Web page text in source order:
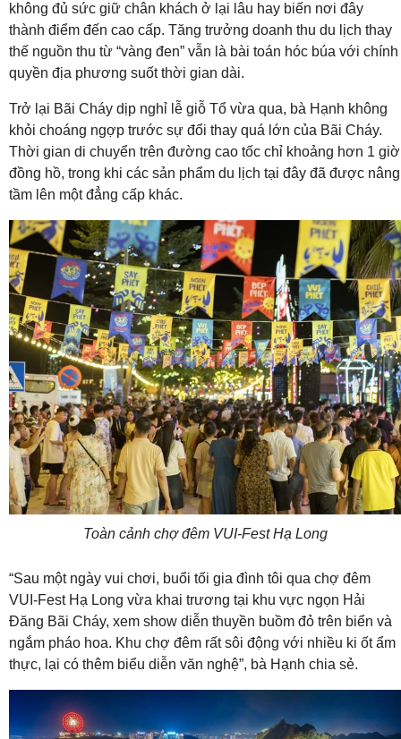
không đủ sức giữ chân khách ở lại lâu hay biến nơi đây
thành điểm đến cao cấp. Tăng trưởng doanh thu du lịch thay
thế nguồn thu từ “vàng đen” vẫn là bài toán hóc búa với chính
quyền địa phương suốt thời gian dài.
Trở lại Bãi Cháy dịp nghỉ lễ giỗ Tổ vừa qua, bà Hạnh không
khỏi choáng ngợp trước sự đổi thay quá lớn của Bãi Cháy.
Thời gian di chuyển trên đường cao tốc chỉ khoảng hơn 1 giờ
đồng hồ, trong khi các sản phẩm du lịch tại đây đã được nâng
tầm lên một đẳng cấp khác.
Toàn cảnh chợ đêm VUI-Fest Hạ Long
“Sau một ngày vui chơi, buổi tối gia đình tôi qua chợ đêm
VUI-Fest Hạ Long vừa khai trương tại khu vực ngọn Hải
Đăng Bãi Cháy, xem show diễn thuyền buồm đỏ trên biển và
ngắm pháo hoa. Khu chợ đêm rất sôi động với nhiều ki ốt ẩm
thực, lại có thêm biểu diễn văn nghệ”, bà Hạnh chia sẻ.